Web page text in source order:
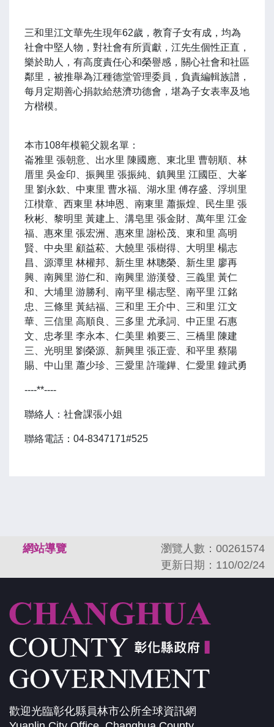
三和里江文華先生現年62歲，教育子女有成，均為
社會中堅人物，對社會有所貢獻，江先生個性正直，
樂於助人，有高度責任心和榮譽感，關心社會和社區
鄰里，被推舉為江種德堂管理委員，負責編輯族譜，
每月定期善心捐款給慈濟功德會，堪為子女表率及地
方楷模。
本市108年模範父親名單：
崙雅里 張朝意、出水里 陳國應、東北里 曹朝順、林
厝里 吳金印、振興里 張振純、鎮興里 江國臣、大峯
里 劉永欽、中東里 曹水福、湖水里 傅存盛、浮圳里
江櫕章、西東里 林坤恩、南東里 蕭振煌、民生里 張
秋彬、黎明里 黃建上、溝皂里 張金財、萬年里 江金
福、惠來里 張宏洲、惠來里 謝松茂、東和里 高明
賢、中央里 顧益菘、大饒里 張樹得、大明里 楊志
昌、源潭里 林權邦、新生里 林聰榮、新生里 廖再
興、南興里 游仁和、南興里 游漢發、三義里 黃仁
和、大埔里 游勝利、南平里 楊志堅、南平里 江銘
忠、三條里 黃結福、三和里 王介中、三和里 江文
華、三信里 高順良、三多里 尤承詞、中正里 石惠
文、忠孝里 李永本、仁美里 賴要三、三橋里 陳建
三、光明里 劉榮源、新興里 張正壹、和平里 蔡陽
賜、中山里 蕭少珍、三愛里 許瓏鏵、仁愛里 鐘武勇
----**----
聯絡人：社會課張小姐
聯絡電話：04-8347171#525
網站導覽
瀏覽人數：00261574
更新日期：110/02/24
歡迎光臨彰化縣員林市公所全球資訊網